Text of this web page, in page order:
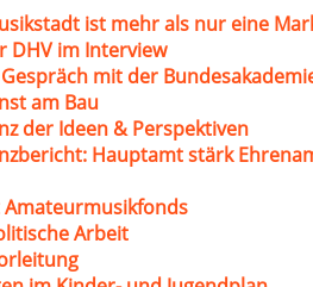
ist mehr als nur eine
DHV im Interview
mit der
am Bau
der Ideen & Perspektiven
Hauptamt stärk
Amateurmusikfonds
Arbeit